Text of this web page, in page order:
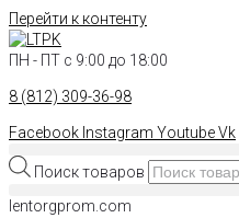
Перейти к контенту
ПН - ПТ с 9:00 до 18:00
8 (812) 309-36-98
Facebook Instagram YoutubeVk
Поиск товаров
lentorgprom.com